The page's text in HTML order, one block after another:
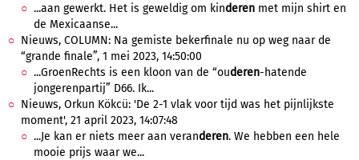
...aan gewerkt. Het is geweldig om kinderen met mijn shirt en
de Mexicaanse...
Nieuws, COLUMN: Na gemiste bekerfinale nu op weg naar de
“grande finale”, 1 mei 2023, 14:50:00
...GroenRechts is een kloon van de “ouderen-hatende
jongerenpartij” D66. Ik...
Nieuws, Orkun Kökcü: 'De 2-1 vlak voor tijd was het pijnlijkste
moment', 21 april 2023, 14:07:48
...Je kan er niets meer aan veranderen. We hebben een hele
mooie prijs waar we...